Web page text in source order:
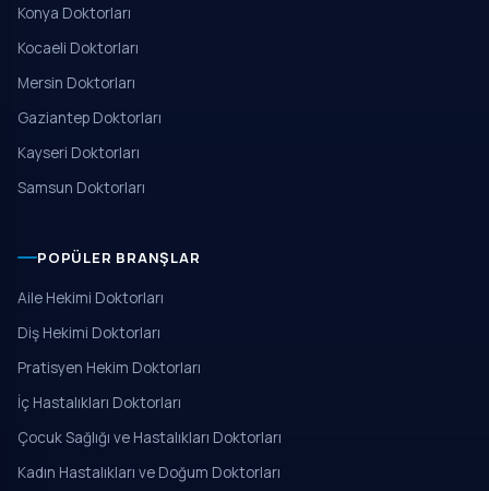
Konya Doktorları
Kocaeli Doktorları
Mersin Doktorları
Gaziantep Doktorları
Kayseri Doktorları
Samsun Doktorları
POPÜLER BRANŞLAR
Aile Hekimi Doktorları
Diş Hekimi Doktorları
Pratisyen Hekim Doktorları
İç Hastalıkları Doktorları
Çocuk Sağlığı ve Hastalıkları Doktorları
Kadın Hastalıkları ve Doğum Doktorları